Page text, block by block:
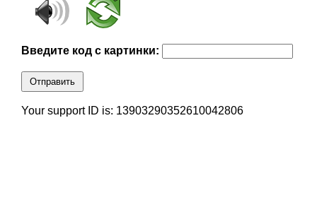
Введите код с картинки:
Отправить
Your support ID is: 13903290352610042806